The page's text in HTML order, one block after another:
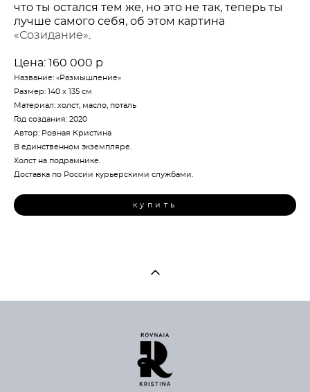
что ты остался тем же, но это не так, теперь ты
лучше самого себя, об этом картина
«Созидание»
Цена: 160 000 р
Название: «Размышление»
Размер: 140 х 135 см
Материал: холст, масло, поталь
Год создания: 2020
Автор: Ровная Кристина
В единственном экземпляре.
Холст на подрамнике.
Доставка по России курьерскими службами.
купить